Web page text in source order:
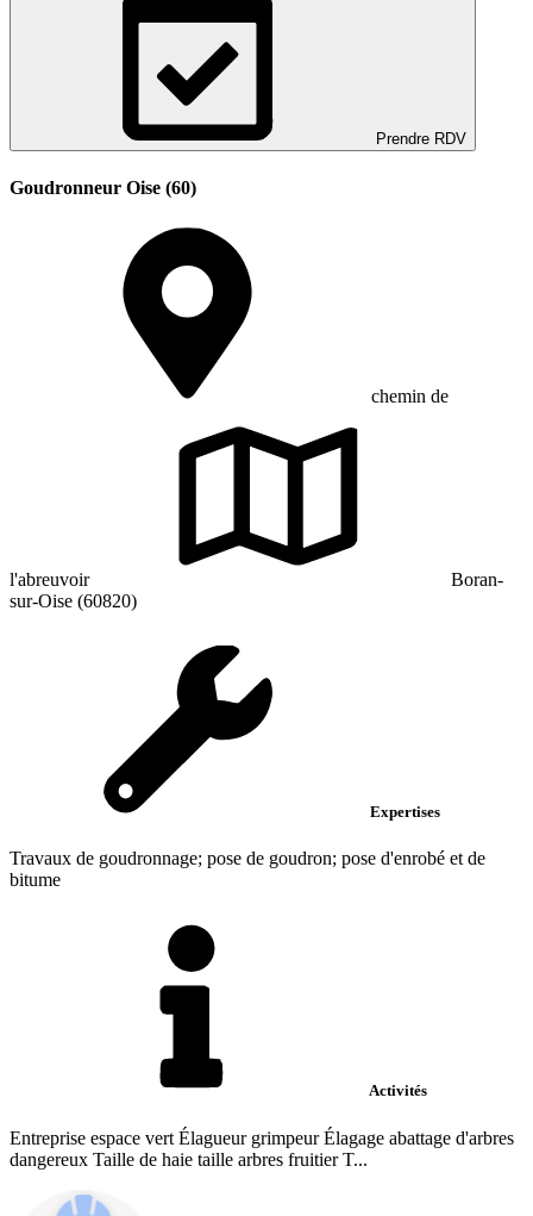
Prendre RDV
Goudronneur Oise (60)
chemin de
l'abreuvoir
Boran-
sur-Oise (60820)
Expertises
Travaux de goudronnage; pose de goudron; pose d'enrobé et de
bitume
Activités
Entreprise espace vert Élagueur grimpeur Élagage abattage d'arbres
dangereux Taille de haie taille arbres fruitier T...